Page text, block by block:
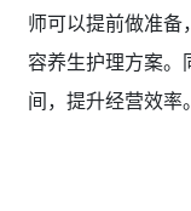
师可以提前做准
容养生护理方案
间，提升经营效率。